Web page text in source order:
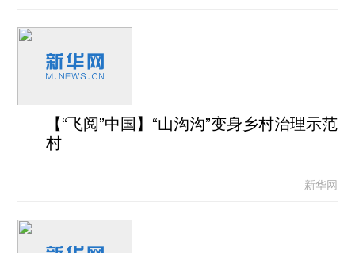
【“飞阅”中国】“山沟沟”变身乡村治理示范
村
新华网